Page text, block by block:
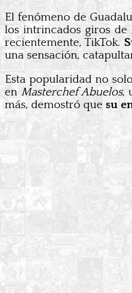
El fenómeno de
los intrincados giros de
recientemente, TikTok.
una sensación,
Esta popularidad no
enMasterchef Abuelos,
más, demostró que su